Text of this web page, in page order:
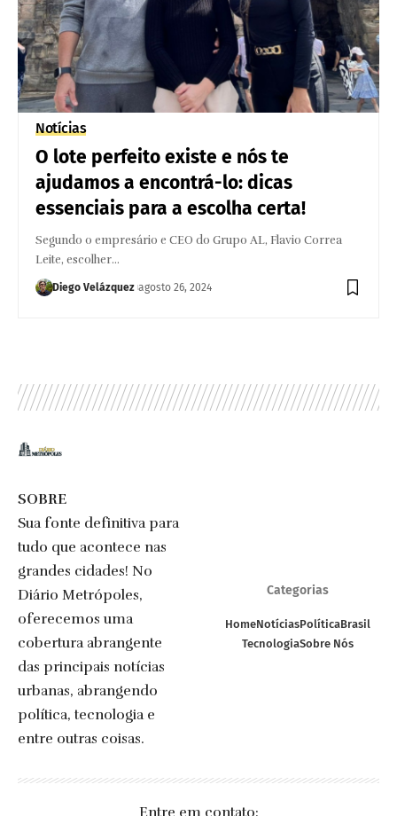
Notícias
O lote perfeito existe e nós te
ajudamos a encontrá-lo: dicas
essenciais para a escolha certa!
Segundo o empresário e CEO do Grupo AL, Flavio Correa
Leite, escolher…
Diego Velázquez agosto 26, 2024
SOBRE
Sua fonte definitiva para
tudo que acontece nas
grandes cidades! No
Diário Metrópoles,
oferecemos uma
cobertura abrangente
das principais notícias
urbanas, abrangendo
política, tecnologia e
entre outras coisas.
Categorias
HomeNotíciasPolíticaBrasil
TecnologiaSobre Nós
Entre em contato: